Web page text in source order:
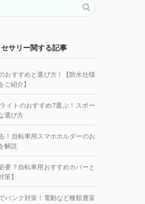
サリー関する記事
おすすめと選び方！【防水仕様
紹介】
イトのおすすめ7選ぶ！スポー
選び方
！自転車用スマホホルダーのお
解説
要？自転車用おすすめカバーと
】
パンク対策！電動など種類豊富